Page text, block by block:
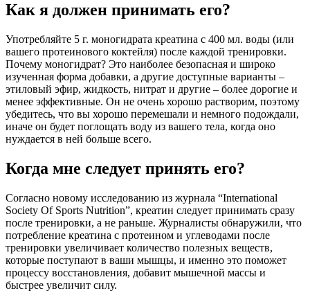
Как я должен принимать его?
Употребляйте 5 г. моногидрата креатина с 400 мл. воды (или
вашего протеинового коктейля) после каждой тренировки.
Почему моногидрат? Это наиболее безопасная и широко
изученная форма добавки, а другие доступные варианты –
этиловый эфир, жидкость, нитрат и другие – более дорогие и
менее эффективные. Он не очень хорошо растворим, поэтому
убедитесь, что вы хорошо перемешали и немного подождали,
иначе он будет поглощать воду из вашего тела, когда оно
нуждается в ней больше всего.
Когда мне следует принять его?
Согласно новому исследованию из журнала “International
Society Of Sports Nutrition”, креатин следует принимать сразу
после тренировки, а не раньше. Журналисты обнаружили, что
потребление креатина с протеином и углеводами после
тренировки увеличивает количество полезных веществ,
которые поступают в ваши мышцы, и именно это поможет
процессу восстановления, добавит мышечной массы и
быстрее увеличит силу.